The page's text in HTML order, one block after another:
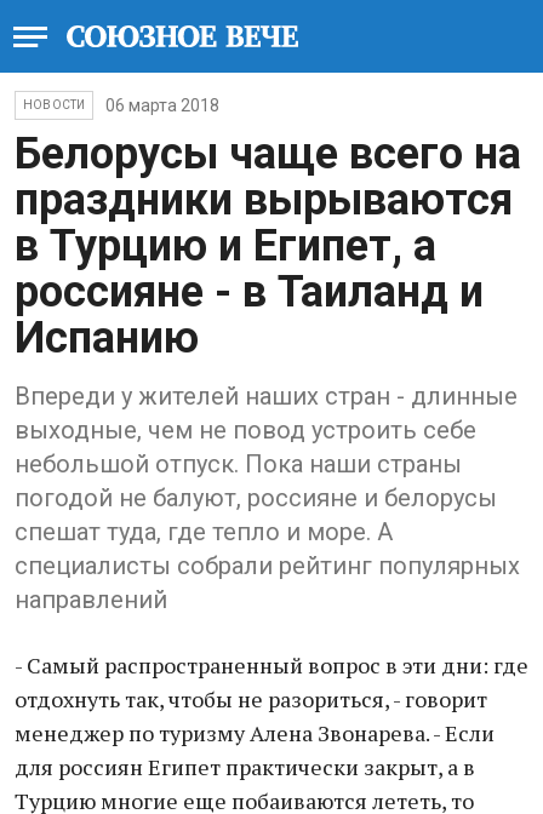
НОВОСТИ 06 марта 2018
Белорусы чаще всего на
праздники вырываются
в Турцию и Египет, а
россияне - в Таиланд и
Испанию
Впереди у жителей наших стран - длинные
выходные, чем не повод устроить себе
небольшой отпуск. Пока наши страны
погодой не балуют, россияне и белорусы
спешат туда, где тепло и море. А
специалисты собрали рейтинг популярных
направлений
- Самый распространенный вопрос в эти дни: где
отдохнуть так, чтобы не разориться, - говорит
менеджер по туризму Алена Звонарева. - Если
для россиян Египет практически закрыт, а в
Турцию многие еще побаиваются лететь, то